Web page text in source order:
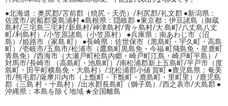
●北海道：奥尻郡/苫前郡（焼尻・天売）/利尻郡/礼文郡 ●新潟県：
佐渡市/岩船郡粟島浦村 ●島根県：隠岐郡 ●東京都：伊豆諸島（御蔵
島村/三宅島三宅村/新島村/神津島村/青ヶ島村/大 島町/八丈島八丈
町/利島村）/小笠原諸島（小笠原村） ●兵庫県：南あわじ市（沼
島）/姫路市（家島 町） ●長崎県：佐世保市（黒島町・宇久町・高島
町）/壱岐市/五島市/松浦市（鷹島町黒島免・今福 町飛島免・星鹿町
青島免）/西海市（大瀬戸町松島内郷・崎戸町江島・崎戸町平島）/
対馬市/長崎市 （高島町・池島町）/南松浦郡新上五島町/平戸市（度
島町・田平町横島免・大島村）/北松浦郡小値 賀町 ●鹿児島県：奄美
市/熊毛郡/薩摩川内市（上甑町・下甑町・鹿島町・里町里）/鹿児島
郡（三島 村・十島村）/出水郡長島町（獅子島）/西之表市/大島郡 ●
沖縄県：本島を除く地域 ★全国離島